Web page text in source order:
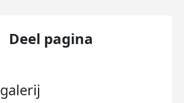
Deel pagina
galerij